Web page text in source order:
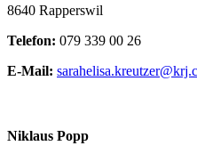
8640 Rapperswil
Telefon: 079 339 00 26
E-Mail:
Niklaus Popp